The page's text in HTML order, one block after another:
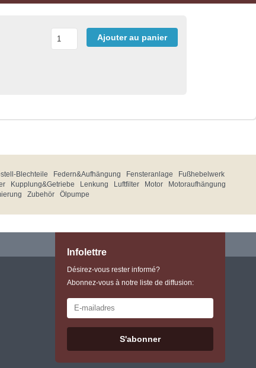
Ajouter au panier
Blechteile Federn&Aufhängung Fensteranlage
Fußhebelwerk
Kupplung&Getriebe Lenkung Luftfilter Motor
Motoraufhängung
Zubehör Ölpumpe
Infolettre
Désirez-vous rester informé?
Abonnez-vous à notre liste de diffusion:
S'abonner